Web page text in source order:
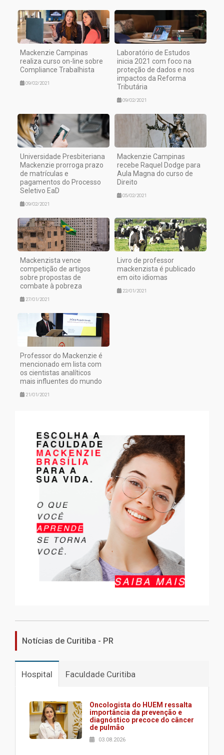
Mackenzie Campinas
realiza curso on-line sobre
Compliance Trabalhista
09/02/2021
Laboratório de Estudos
inicia 2021 com foco na
proteção de dados e nos
impactos da Reforma
Tributária
09/02/2021
Universidade Presbiteriana
Mackenzie prorroga prazo
de matrículas e
pagamentos do Processo
Seletivo EaD
09/02/2021
Mackenzie Campinas
recebe Raquel Dodge para
Aula Magna do curso de
Direito
05/02/2021
Mackenzista vence
competição de artigos
sobre propostas de
combate à pobreza
27/01/2021
Livro de professor
mackenzista é publicado
em oito idiomas
22/01/2021
Professor do Mackenzie é
mencionado em lista com
os cientistas analíticos
mais influentes do mundo
21/01/2021
Notícias de Curitiba - PR
Hospital Faculdade Curitiba
Oncologista do HUEM ressalta
importância da prevenção e
diagnóstico precoce do câncer
de pulmão
03.08.2026